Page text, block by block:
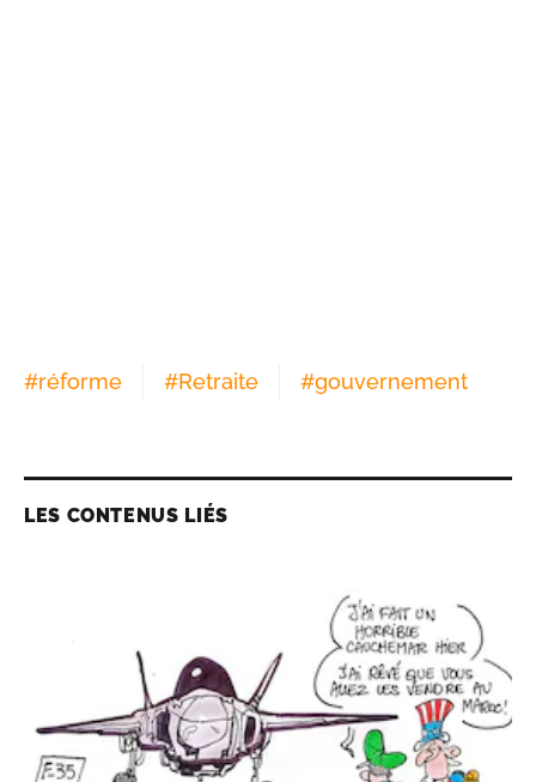
#réforme #Retraite #gouvernement
LES CONTENUS LIÉS